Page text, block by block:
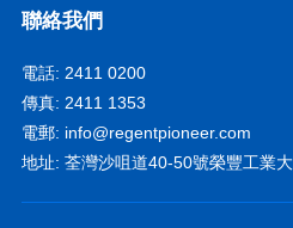
聯絡我們
電話: 2411 0200
傳真: 2411 1353
電郵: info@regentpioneer.com
地址: 荃灣沙咀道40-50號榮豐工業